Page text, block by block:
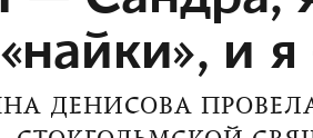
«найки», и
ДЕНИСОВА